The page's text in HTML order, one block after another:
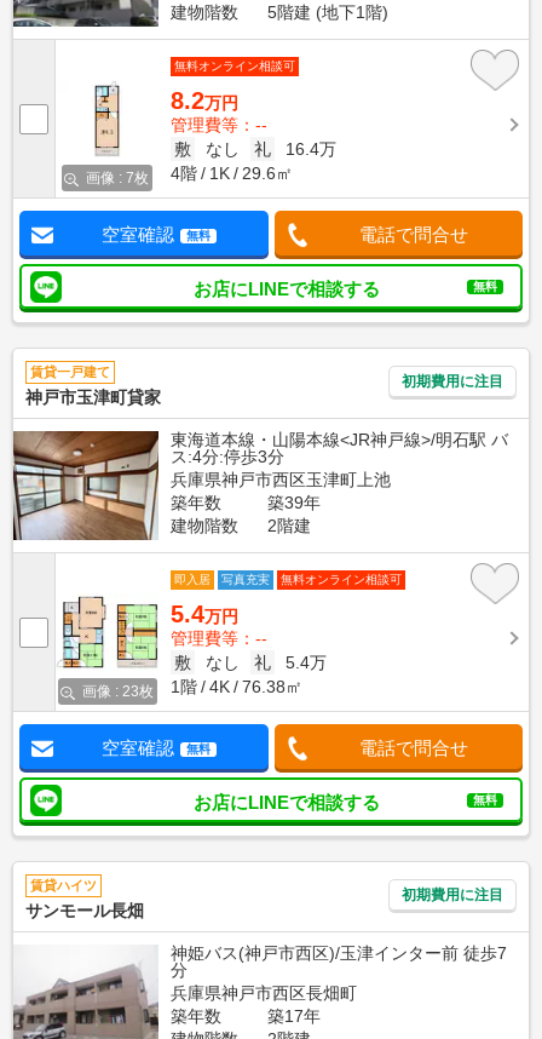
建物階数
5階建 (地下1階)
画像 : 7枚
無料オンライン相談可
8.2万円
管理費等：--
敷
なし 礼
16.4万
4階
1K 29.6㎡
空室確認 無料 電話で問合せ
お店にLINEで相談する 無料
賃貸一戸建て
神戸市玉津町貸家
初期費用に注目
東海道本線・山陽本線<JR神戸線>/明石駅 バ
ス:4分:停歩3分
兵庫県神戸市西区玉津町上池
築年数
築39年
建物階数
2階建
画像 : 23枚
即入居 写真充実 無料オンライン相談可
5.4万円
管理費等：--
敷
なし 礼
5.4万
1階
4K 76.38㎡
空室確認 無料 電話で問合せ
お店にLINEで相談する 無料
賃貸ハイツ
サンモール長畑
初期費用に注目
神姫バス(神戸市西区)/玉津インター前 徒歩7
分
兵庫県神戸市西区長畑町
築年数
築17年